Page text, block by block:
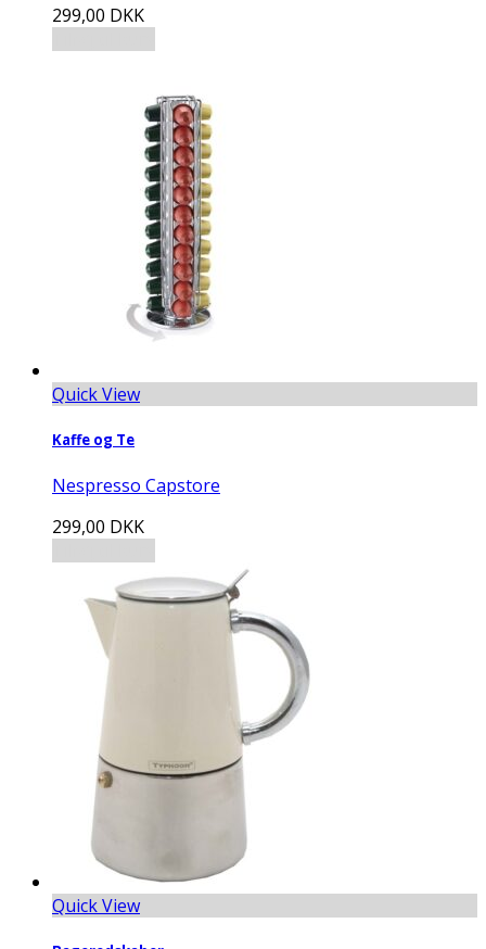
299,00 DKK
Quick View
Kaffe og Te
Nespresso Capstore
299,00 DKK
Quick View